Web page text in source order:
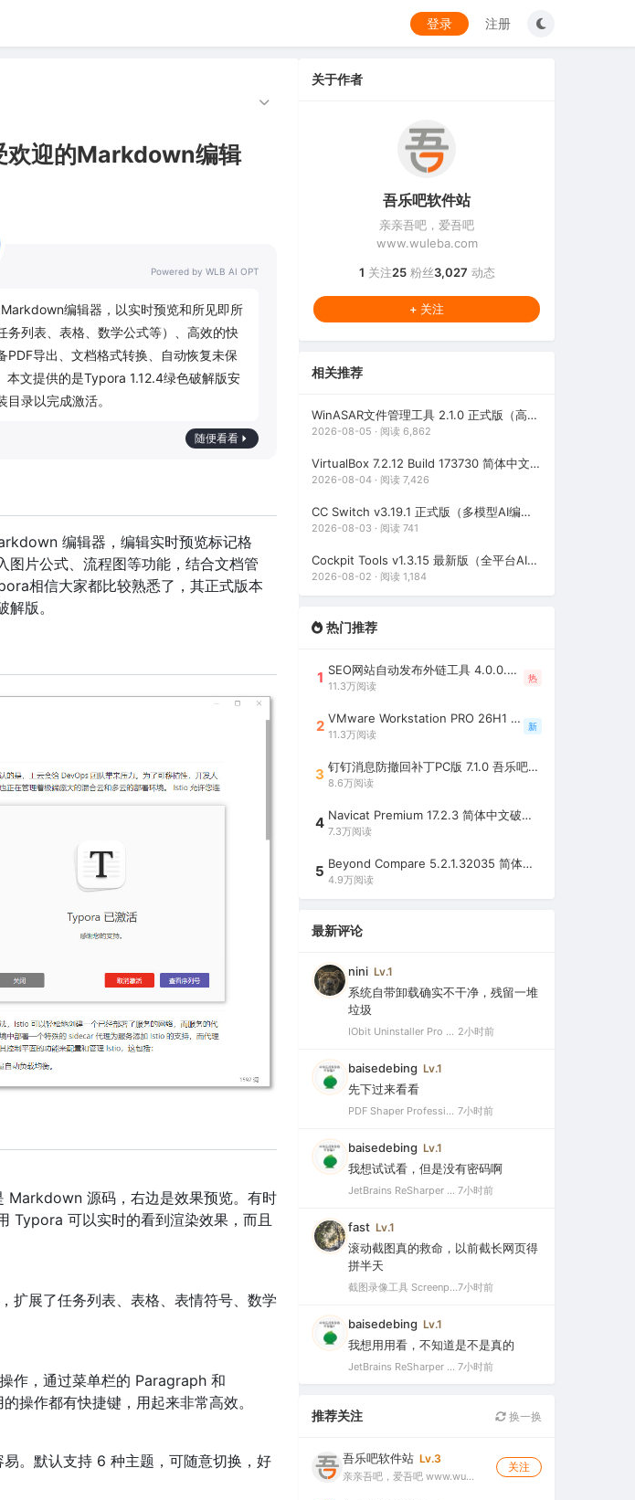
登录 注册
欢迎的Markdown编辑
Powered by WLB AI OPT
编辑器，以实时预览和所见即所
务列表、表格、数学公式等）、高效的快
导出、文档格式转换、自动恢复未保
文提供的是Typora 1.12.4绿色破解版安
录以完成激活。
随便看看
编辑器，编辑实时预览标记格
图片公式、流程图等功能，结合文档管
相信大家都比较熟悉了，其正式版本
版。
源码，右边是效果预览。有时
Typora 可以实时的看到渲染效果，而且
展了任务列表、表格、表情符号、数学
作，通过菜单栏的 Paragraph 和
操作都有快捷键，用起来非常高效。
。默认支持 6 种主题，可随意切换，好
关于作者
吾乐吧软件站
亲亲吾吧，爱吾吧
www.wuleba.com
1 关注25粉丝3,027 动态
+ 关注
相关推荐
WinASAR文件管理工具 2.1.0 正式版（高仿WinRAR，最好用的Electron ASAR文件打包/解包工具、压缩/解压工具）
2026-08-05 · 阅读 6,862
VirtualBox 7.2.12 Build 173730 简体中文绿色便携版（免费开源的虚拟机）
2026-08-04 · 阅读 7,426
CC Switch v3.19.1 正式版（多模型AI编程助手统一管理平台，AI编程必备工具）
2026-08-03 · 阅读 741
Cockpit Tools v1.3.15 最新版（全平台AI编程环境账号管理与多开神器，支持WorkBuddy一键签到）
2026-08-02 · 阅读 1,184
热门推荐
1 SEO网站自动发布外链工具 4.0.0.0 吾乐吧优化版（智能代理狂刷外链）
11.3万阅读
热
2 VMware Workstation PRO 26H1 中文精简安装注册版 / 完整版（最好用的虚拟机软件）
11.3万阅读
新
3 钉钉消息防撤回补丁PC版 7.1.0 吾乐吧优化版（支持消息防撤回+钉钉多开+支持消息永不已读+去除钉钉水印）
8.6万阅读
4 Navicat Premium 17.2.3 简体中文破解版（多重数据库管理工具）
7.3万阅读
5 Beyond Compare 5.2.1.32035 简体中文注册版（超强文件/夹比较工具）
4.9万阅读
最新评论
nini Lv.1
系统自带卸载确实不干净，残留一堆
垃圾
IObit Uninstaller Pro 15.5.0.11 绿色特别版（强大的软件卸载工具） 2小时前
baisedebing Lv.1
先下过来看看
PDF Shaper Professional 15.6 中文破解版（强大实用的全能PDF工具箱） 7小时前
baisedebing Lv.1
我想试试看，但是没有密码啊
JetBrains ReSharper 2021.2.1 Ultimate 官方最新破解版+注册机（VS最好用的插件，停止更新） 7小时前
fast Lv.1
滚动截图真的救命，以前截长网页得
拼半天
截图录像工具 Screenpresso Pro v2.2.12 多语便携版（截图录屏二合一的轻量工具）7小时前
baisedebing Lv.1
我想用用看，不知道是不是真的
JetBrains ReSharper 2025.3.3 官方最新破解版（dotUltimate工具集合，.NET开发必备工具箱） 7小时前
推荐关注 换一换
吾乐吧软件站 Lv.3
亲亲吾吧，爱吾吧 www.wu…
关注